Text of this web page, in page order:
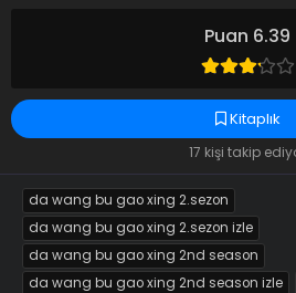
Puan 6.39
Kitaplık
17 kişi takip
da wang bu gao xing 2.sezon
da wang bu gao xing 2.sezon izle
da wang bu gao xing 2nd season
da wang bu gao xing 2nd season izle